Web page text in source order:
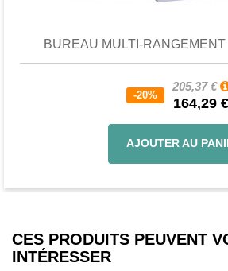
BUREAU MULTI-
-20%
205,37 €
164,29 €
AJOUTER AU
CES PRODUITS PEUVENT
INTÉRESSER